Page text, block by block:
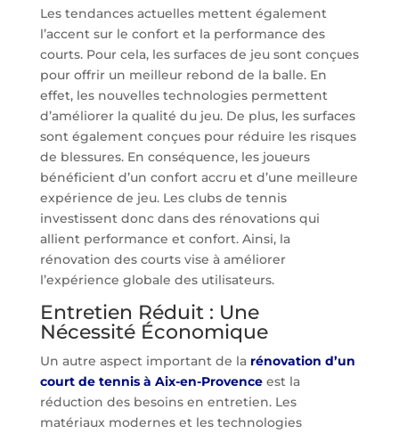
Les tendances actuelles mettent également
l’accent sur le confort et la performance des
courts. Pour cela, les surfaces de jeu sont conçues
pour offrir un meilleur rebond de la balle. En
effet, les nouvelles technologies permettent
d’améliorer la qualité du jeu. De plus, les surfaces
sont également conçues pour réduire les risques
de blessures. En conséquence, les joueurs
bénéficient d’un confort accru et d’une meilleure
expérience de jeu. Les clubs de tennis
investissent donc dans des rénovations qui
allient performance et confort. Ainsi, la
rénovation des courts vise à améliorer
l’expérience globale des utilisateurs.
Entretien Réduit : Une
Nécessité Économique
Un autre aspect important de la rénovation d’un
court de tennis à Aix-en-Provence est la
réduction des besoins en entretien. Les
matériaux modernes et les technologies